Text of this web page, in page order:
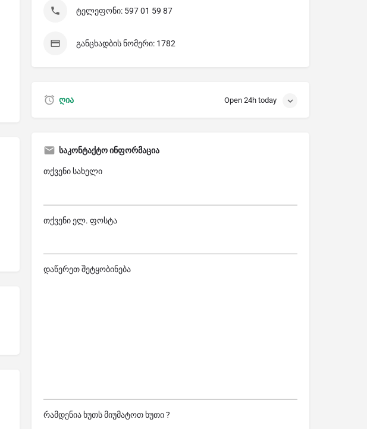
ტელეფონი: 597 01 59 87
განცხადბის ნომერი: 1782
ღია Open 24h today
საკონტაქტო ინფორმაცია
თქვენი სახელი
თქვენი ელ. ფოსტა
დაწერეთ შეტყობინება
რამდენია ხუთს მიუმატოთ ხუთი ?